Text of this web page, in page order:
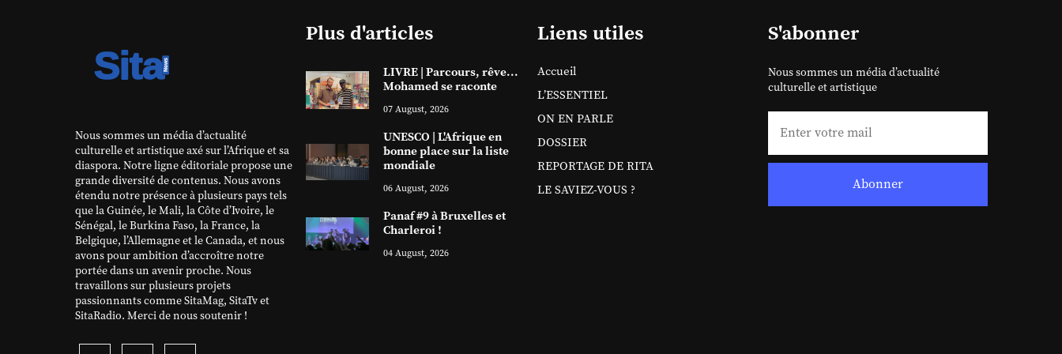
Nous sommes un média d’actualité
culturelle et artistique axé sur l’Afrique et sa
diaspora. Notre ligne éditoriale propose une
grande diversité de contenus. Nous avons
étendu notre présence à plusieurs pays tels
que la Guinée, le Mali, la Côte d’Ivoire, le
Sénégal, le Burkina Faso, la France, la
Belgique, l’Allemagne et le Canada, et nous
avons pour ambition d’accroître notre
portée dans un avenir proche. Nous
travaillons sur plusieurs projets
passionnants comme SitaMag, SitaTv et
SitaRadio. Merci de nous soutenir !
Plus d'articles
LIVRE | Parcours, rêve...
Mohamed se raconte
07 August, 2026
UNESCO | L'Afrique en
bonne place sur la liste
mondiale
06 August, 2026
Panaf #9 à Bruxelles et
Charleroi !
04 August, 2026
Liens utiles
Accueil
L’ESSENTIEL
ON EN PARLE
DOSSIER
REPORTAGE DE RITA
LE SAVIEZ-VOUS ?
S'abonner
Nous sommes un média d’actualité
culturelle et artistique
Abonner